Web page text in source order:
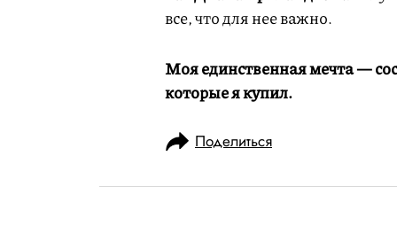
все, что для нее важно.
Моя единственная мечта —
которые я купил.
Поделиться